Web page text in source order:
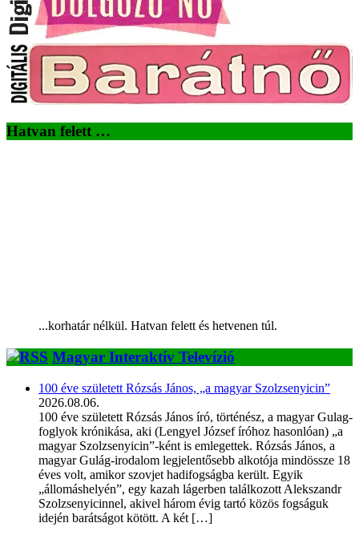
Hatvan felett …
...korhatár nélkül. Hatvan felett és hetvenen túl.
Magyar Interaktív Televízió
100 éve született Rózsás János, „a magyar Szolzsenyicin”
2026.08.06.
100 éve született Rózsás János író, történész, a magyar Gulag-
foglyok krónikása, aki (Lengyel József íróhoz hasonlóan) „a
magyar Szolzsenyicin”-ként is emlegettek. Rózsás János, a
magyar Gulág-irodalom legjelentősebb alkotója mindössze 18
éves volt, amikor szovjet hadifogságba került. Egyik
„állomáshelyén”, egy kazah lágerben találkozott Alekszandr
Szolzsenyicinnel, akivel három évig tartó közös fogságuk
idején barátságot kötött. A két […]